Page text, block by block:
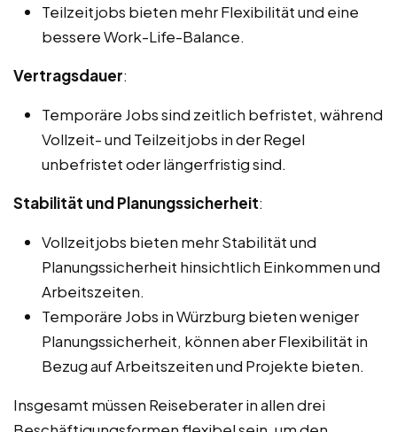
Teilzeitjobs bieten mehr Flexibilität und eine
bessere Work-Life-Balance.
Vertragsdauer:
Temporäre Jobs sind zeitlich befristet, während
Vollzeit- und Teilzeitjobs in der Regel
unbefristet oder längerfristig sind.
Stabilität und Planungssicherheit:
Vollzeitjobs bieten mehr Stabilität und
Planungssicherheit hinsichtlich Einkommen und
Arbeitszeiten.
Temporäre Jobs in Würzburg bieten weniger
Planungssicherheit, können aber Flexibilität in
Bezug auf Arbeitszeiten und Projekte bieten.
Insgesamt müssen Reiseberater in allen drei